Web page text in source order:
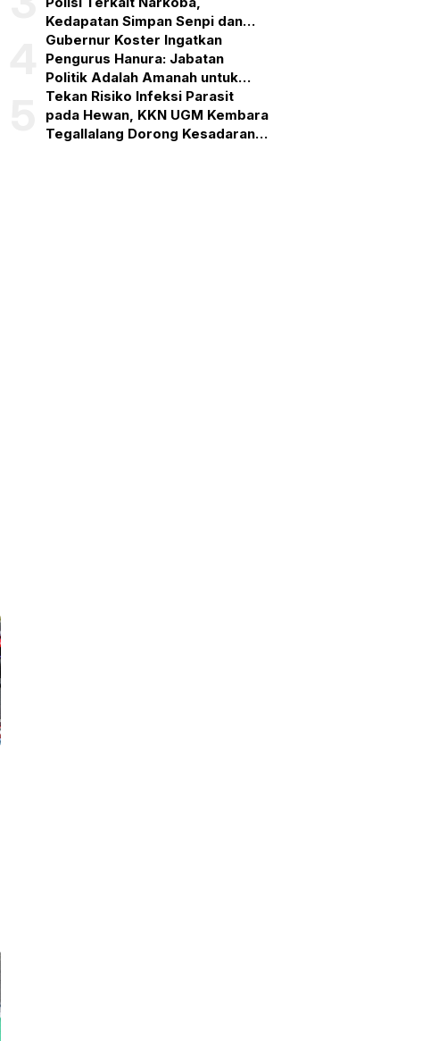
Kedapatan Simpan Senpi dan
Puluhan Amunisi
Gubernur Koster Ingatkan
Pengurus Hanura: Jabatan
Politik Adalah Amanah untuk
Bekerja, Bukan Simbol
Kehormatan
Tekan Risiko Infeksi Parasit
pada Hewan, KKN UGM Kembara
Tegallalang Dorong Kesadaran